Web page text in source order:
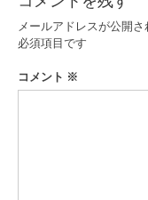
ー
シ
ョ
メールアドレスが公開さ
必須項目です
コメント ※